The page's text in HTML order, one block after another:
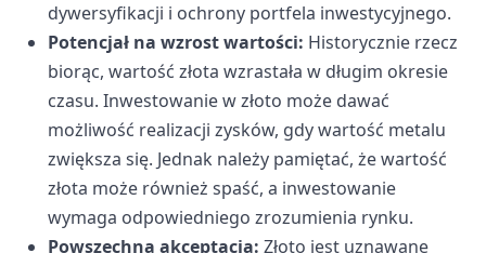
dywersyfikacji i ochrony portfela inwestycyjnego.
Potencjał na wzrost wartości: Historycznie rzecz
biorąc, wartość złota wzrastała w długim okresie
czasu. Inwestowanie w złoto może dawać
możliwość realizacji zysków, gdy wartość metalu
zwiększa się. Jednak należy pamiętać, że wartość
złota może również spaść, a inwestowanie
wymaga odpowiedniego zrozumienia rynku.
Powszechna akceptacja: Złoto jest uznawane